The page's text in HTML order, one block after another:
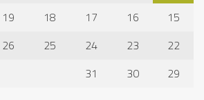
15
16
17
18
19
22
23
24
25
26
29
30
31